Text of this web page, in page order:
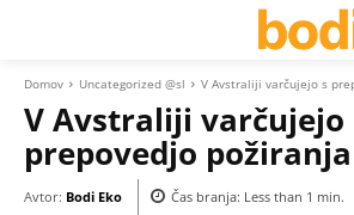
Domov Uncategorized @sl V Avstraliji varčujejo s
V Avstraliji varčujejo
prepovedjo
Avtor: Bodi Eko Čas branja: Less than 1 min.